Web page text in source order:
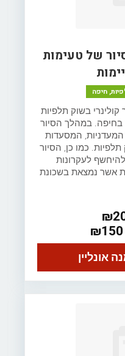
של טעימות
חיפה
קולינרי בשוק תלפיות
במהלך הסיור
המעדניות, המסעדות
תלפיות. כמו כן, הסיור
לעקרונות
אשר נמצאת בשכונת
אונליין